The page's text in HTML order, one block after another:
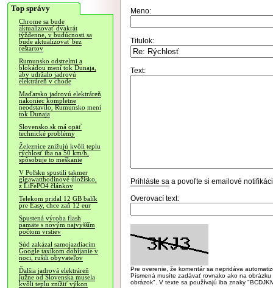
Top správy
Chrome sa bude
aktualizovať dvakrát
týždenne, v budúcnosti sa
bude aktualizovať bez
reštartov
Rumunsko odstrelmi a
blokádou mení tok Dunaja,
aby udržalo jadrovú
elektráreň v chode
Maďarsko jadrovú elektráreň
nakoniec kompletne
neodstavilo, Rumunsko mení
tok Dunaja
Slovensko.sk má opäť
technické problémy
Železnice znižujú kvôli teplu
rýchlosť iba na 50 km/h,
spôsobuje to meškanie
V Poľsku spustili takmer
gigawatthodinové úložisko,
z LiFePO4 článkov
Telekom pridal 12 GB balík
pre Easy, chce zaň 12 eur
Spustená výroba flash
pamäte s novým najvyšším
počtom vrstiev
Súd zakázal samojazdiacim
Google taxíkom dobíjanie v
noci, rušili obyvateľov
Ďalšia jadrová elektráreň
južne od Slovenska musela
kvôli teplu znížiť výkon
Meno:
Titulok:
Text:
Prihláste sa a povoľte si emailové
Overovací text:
Pre overenie, že komentár sa nepridáva
Písmená musíte zadávať rovnako ako na
obrázok". V texte sa používajú iba znaky